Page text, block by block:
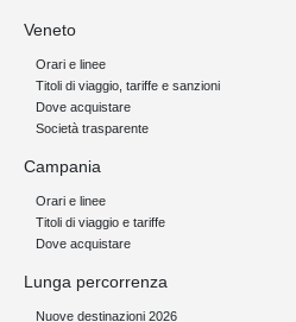
Veneto
Orari e linee
Titoli di viaggio, tariffe e sanzioni
Dove acquistare
Società trasparente
Campania
Orari e linee
Titoli di viaggio e tariffe
Dove acquistare
Lunga percorrenza
Nuove destinazioni 2026